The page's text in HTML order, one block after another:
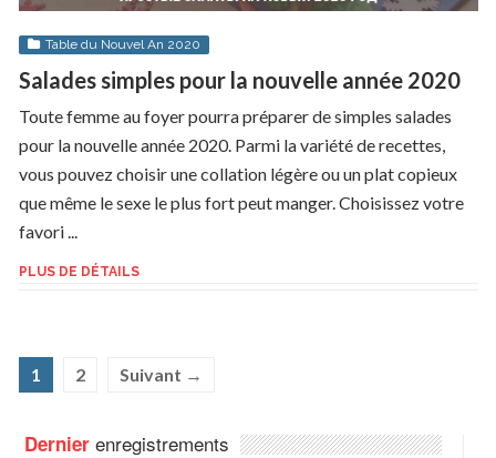
Table du Nouvel An 2020
Salades simples pour la nouvelle année 2020
Toute femme au foyer pourra préparer de simples salades
pour la nouvelle année 2020. Parmi la variété de recettes,
vous pouvez choisir une collation légère ou un plat copieux
que même le sexe le plus fort peut manger. Choisissez votre
favori ...
PLUS DE DÉTAILS
1 2 Suivant →
Dernierenregistrements